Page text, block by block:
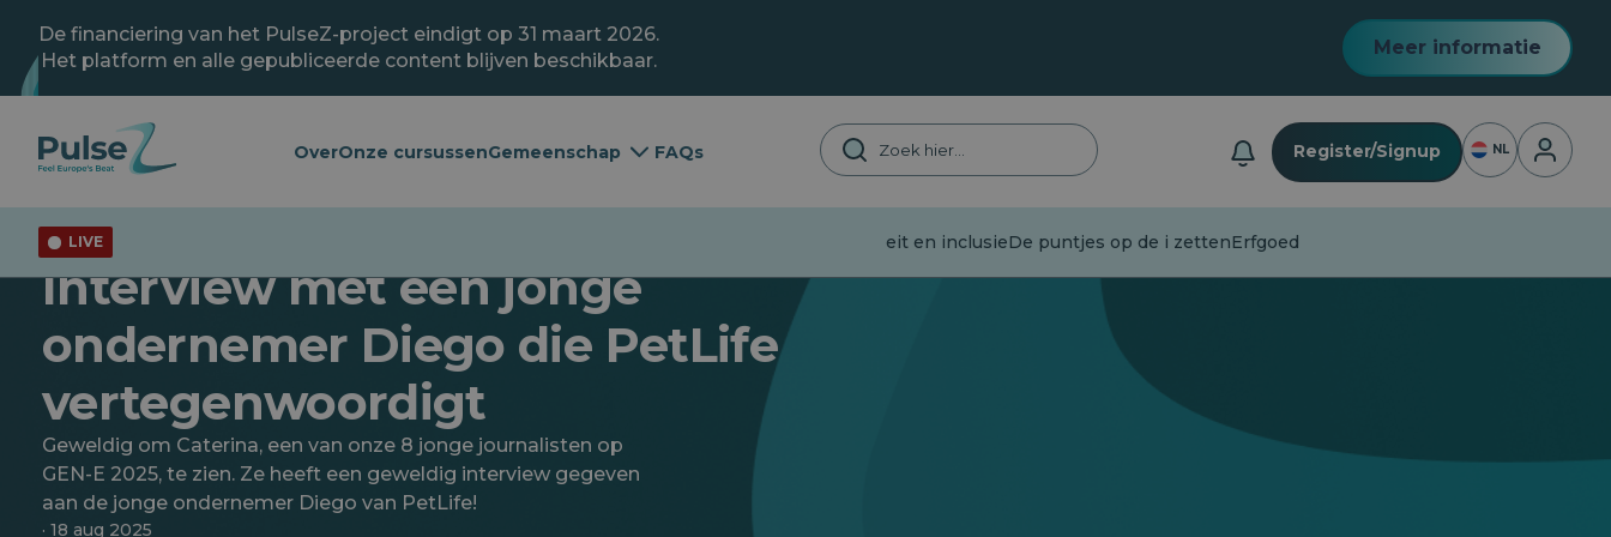
hoofdinhoud
De financiering van het PulseZ-project eindigt op 31 maart 2026.
Het platform en alle gepubliceerde content blijven beschikbaar.
Meer informatie
OverOnze cursussenGemeenschap FAQs Register/Signup NL Inloggen
LIVE Diversiteit en inclusieDe puntjes op de i zettenErfgoed
De puntjes op de i zetten
Interview met een jonge
ondernemer Diego die PetLife
vertegenwoordigt
Geweldig om Caterina, een van onze 8 jonge journalisten op
GEN-E 2025, te zien. Ze heeft een geweldig interview gegeven
aan de jonge ondernemer Diego van PetLife!
· 18 aug 2025